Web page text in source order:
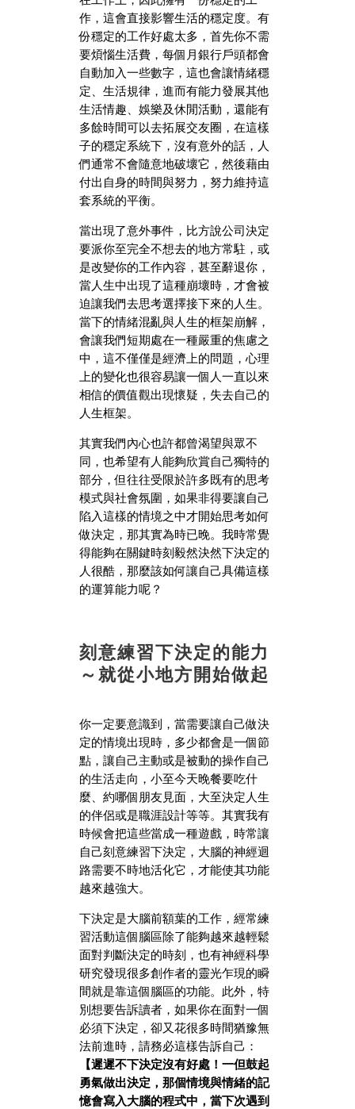
作，這會直接影響生活的穩定度。有
份穩定的工作好處太多，首先你不需
要煩惱生活費，每個月銀行戶頭都會
自動加入一些數字，這也會讓情緒穩
定、生活規律，進而有能力發展其他
生活情趣、娛樂及休閒活動，還能有
多餘時間可以去拓展交友圈，在這樣
子的穩定系統下，沒有意外的話，人
們通常不會隨意地破壞它，然後藉由
付出自身的時間與努力，努力維持這
套系統的平衡。
當出現了意外事件，比方說公司決定
要派你至完全不想去的地方常駐，或
是改變你的工作內容，甚至辭退你，
當人生中出現了這種崩壞時，才會被
迫讓我們去思考選擇接下來的人生。
當下的情緒混亂與人生的框架崩解，
會讓我們短期處在一種嚴重的焦慮之
中，這不僅僅是經濟上的問題，心理
上的變化也很容易讓一個人一直以來
相信的價值觀出現懷疑，失去自己的
人生框架。
其實我們內心也許都曾渴望與眾不
同，也希望有人能夠欣賞自己獨特的
部分，但往往受限於許多既有的思考
模式與社會氛圍，如果非得要讓自己
陷入這樣的情境之中才開始思考如何
做決定，那其實為時已晚。我時常覺
得能夠在關鍵時刻毅然決然下決定的
人很酷，那麼該如何讓自己具備這樣
的運算能力呢？
刻意練習下決定的能力
～就從小地方開始做起
你一定要意識到，當需要讓自己做決
定的情境出現時，多少都會是一個節
點，讓自己主動或是被動的操作自己
的生活走向，小至今天晚餐要吃什
麼、約哪個朋友見面，大至決定人生
的伴侶或是職涯設計等等。其實我有
時候會把這些當成一種遊戲，時常讓
自己刻意練習下決定，大腦的神經迴
路需要不時地活化它，才能使其功能
越來越強大。
下決定是大腦前額葉的工作，經常練
習活動這個腦區除了能夠越來越輕鬆
面對判斷決定的時刻，也有神經科學
研究發現很多創作者的靈光乍現的瞬
間就是靠這個腦區的功能。此外，特
別想要告訴讀者，如果你在面對一個
必須下決定，卻又花很多時間猶豫無
法前進時，請務必這樣告訴自己：
【遲遲不下決定沒有好處！一但鼓起
勇氣做出決定，那個情境與情緒的記
憶會寫入大腦的程式中，當下次遇到